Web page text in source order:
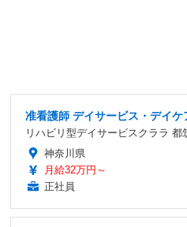
准看護師 デイサービス・デイケ
リハビリ型デイサービスクララ 都
神奈川県
月給32万円～
正社員